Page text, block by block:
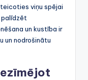
viņu spējai
palīdzēt
un kustība ir
un nodrošinātu